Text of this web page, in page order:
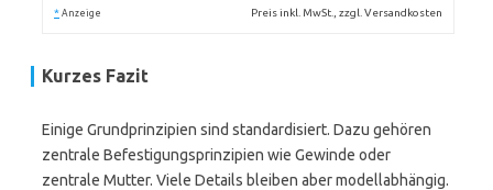
* Anzeige Preis inkl. MwSt., zzgl. Versandkosten
Kurzes Fazit
Einige Grundprinzipien sind standardisiert. Dazu gehören
zentrale Befestigungsprinzipien wie Gewinde oder
zentrale Mutter. Viele Details bleiben aber modellabhängig.